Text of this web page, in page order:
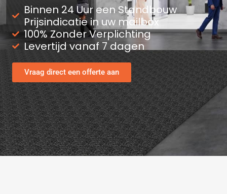
Binnen 24 Uur een Standbouw
Prijsindicatie in uw mailbox
100% Zonder Verplichting
Levertijd vanaf 7 dagen
Vraag direct een offerte aan